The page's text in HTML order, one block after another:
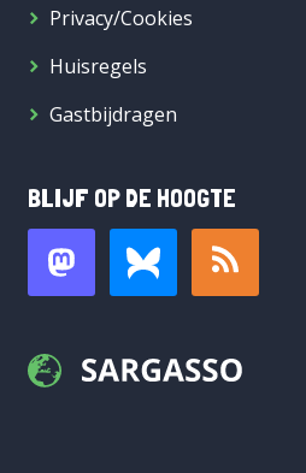
Privacy/Cookies
Huisregels
Gastbijdragen
BLIJF OP DE HOOGTE